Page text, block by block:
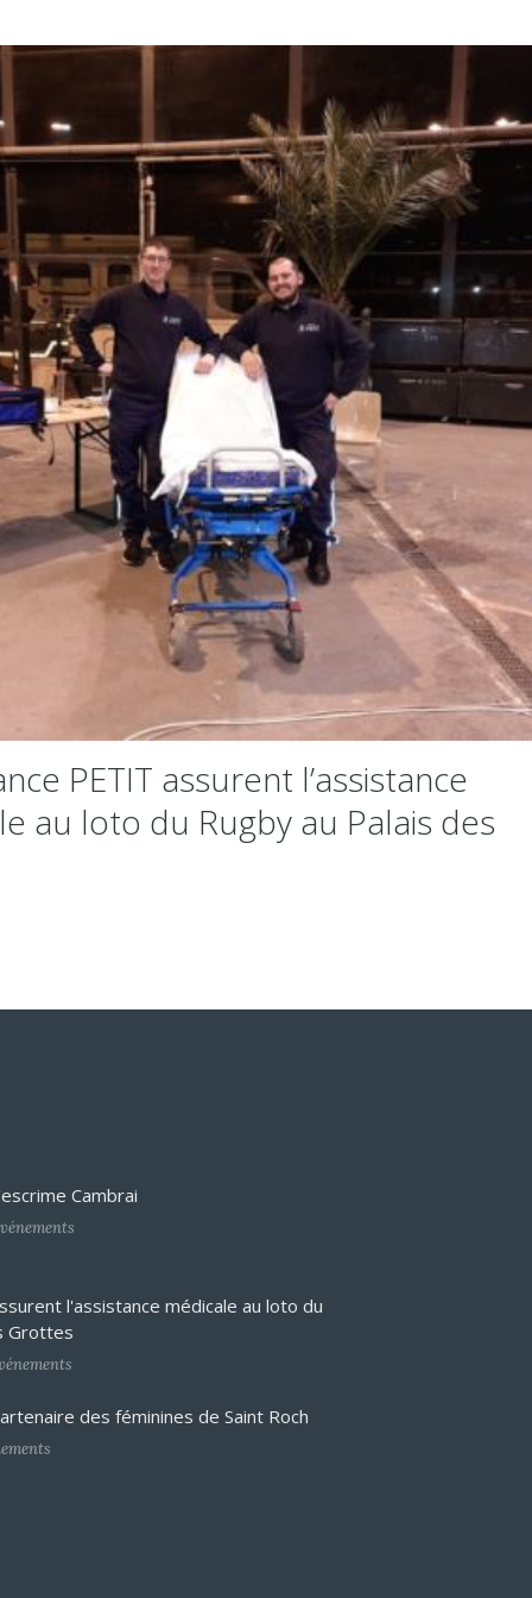
PETIT assurent l’assistance
au loto du Rugby au Palais des
Cambrai
l'assistance médicale au loto du
Grottes
des féminines de Saint Roch